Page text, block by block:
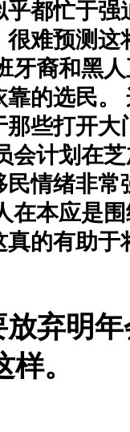
都忙于强
难预测这
牙裔和黑
的选民。
些打开大
会计划在
情绪非常
在本应是
的有助于
弃明
。